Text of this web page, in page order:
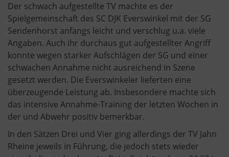
Der schwach aufgestellte TV machte es der
Spielgemeinschaft des SC DJK Everswinkel mit der SG
Sendenhorst anfangs leicht und verschlug u.a. viele
Angaben. Auch ihr durchaus gut aufgestellter Angriff
konnte wegen starker Aufschlägen der SG und einer
schwachen Annahme nicht ausreichend in Szene
gesetzt werden. Die Everswinkeler lieferten eine
überzeugende Leistung ab. Insbesondere machte sich
das intensive Annahme-Training der letzten Wochen in
der und Abwehr positiv bemerkbar.
In den Sätzen Drei und Vier ging allerdings der TV Jahn
Rheine jeweils in Führung, die jedoch stets wieder